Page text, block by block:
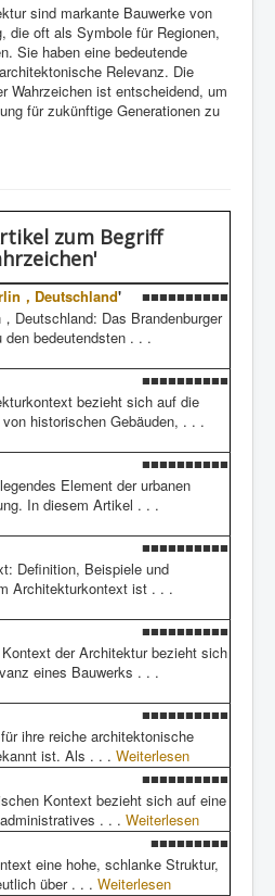
sind markante Bauwerke von
die oft als Symbole für Regionen,
Sie haben eine bedeutende
Relevanz. Die
Wahrzeichen ist entscheidend, um
für zukünftige Generationen zu
zum Begriff
，Deutschland'
■■■■■■■■■■
Deutschland: Das Brandenburger
bedeutendsten . . .
■■■■■■■■■■
bezieht sich auf die
historischen Gebäuden, . . .
■■■■■■■■■■
Element der urbanen
In diesem Artikel . . .
■■■■■■■■■■
Definition, Beispiele und
Architekturkontext ist . . .
■■■■■■■■■■
der Architektur bezieht sich
eines Bauwerks . . .
■■■■■■■■■■
ihre reiche architektonische
ist. Als . . . Weiterlesen
■■■■■■■■■■
Kontext bezieht sich auf eine
. . . Weiterlesen
■■■■■■■■■
eine hohe, schlanke Struktur,
über . . . Weiterlesen